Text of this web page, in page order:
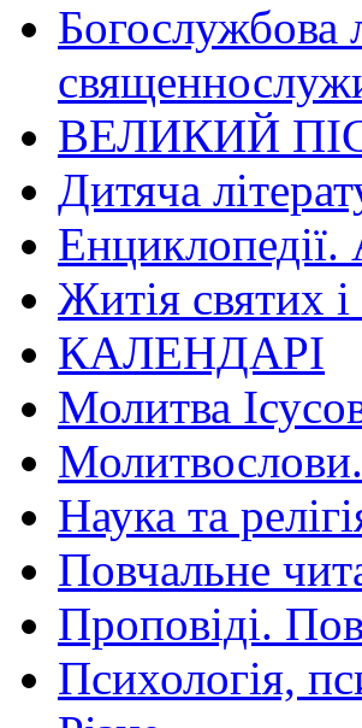
Богослужбова
ВЕЛИКИЙ
Дитяча
Житія святих
КАЛЕНДАРІ
Молитва
Наука та
Повчальне
Проповіді.
Психологія,